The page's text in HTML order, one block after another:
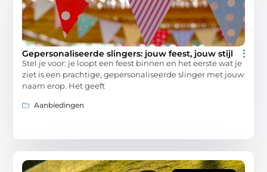
Gepersonaliseerde slingers: jouw feest, jouw stijl
Stel je voor: je loopt een feest binnen en het eerste wat je
ziet is een prachtige, gepersonaliseerde slinger met jouw
naam erop. Het geeft
Aanbiedingen